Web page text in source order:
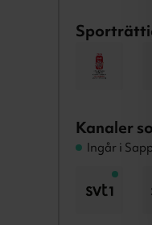
Kanaler
Ingår i